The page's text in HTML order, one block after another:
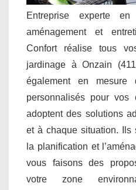
Entreprise experte
aménagement et
Confort réalise tous
jardinage à Onzain
également en
personnalisés pour vos
adoptent des solutions
et à chaque situation. Ils
la planification et
vous faisons des
votre zone